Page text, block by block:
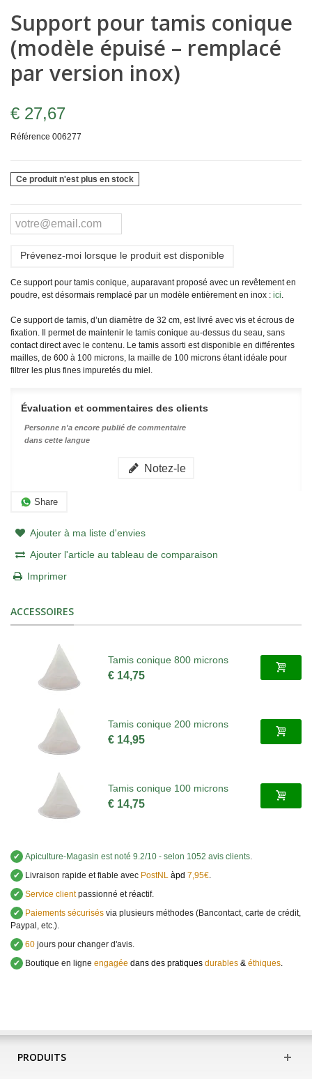
Support pour tamis conique
(modèle épuisé – remplacé
par version inox)
€ 27,67
Référence 006277
Ce produit n'est plus en stock
Prévenez-moi lorsque le produit est disponible
Ce support pour tamis conique, auparavant proposé avec un revêtement en
poudre, est désormais remplacé par un modèle entièrement en inox : ici.
Ce support de tamis, d’un diamètre de 32 cm, est livré avec vis et écrous de
fixation. Il permet de maintenir le tamis conique au-dessus du seau, sans
contact direct avec le contenu. Le tamis assorti est disponible en différentes
mailles, de 600 à 100 microns, la maille de 100 microns étant idéale pour
filtrer les plus fines impuretés du miel.
Évaluation et commentaires des clients
Personne n'a encore publié de commentaire
dans cette langue
Notez-le
Share
Ajouter à ma liste d'envies
Ajouter l'article au tableau de comparaison
Imprimer
ACCESSOIRES
Tamis conique 800 microns
€ 14,75
Tamis conique 200 microns
€ 14,95
Tamis conique 100 microns
€ 14,75
✔ Apiculture-Magasin est noté 9.2/10 - selon 1052 avis clients.
✔
Livraison rapide et fiable avec PostNL àpd 7,95€.
✔ Service clientpassionné et réactif.
✔
Paiements sécurisés via plusieurs méthodes (Bancontact, carte de crédit,
Paypal, etc.).
✔ 60 jours pour changer d'avis.
✔
Boutique en ligne engagée dans des pratiques durables & éthiques.
PRODUITS